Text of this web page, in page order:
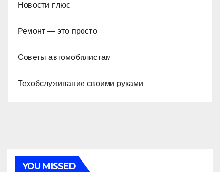
Новости плюс
Ремонт — это просто
Советы автомобилистам
Техобслуживание своими руками
YOU MISSED